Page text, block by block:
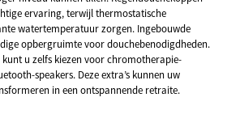
ervaring, terwijl thermostatische
watertemperatuur zorgen. Ingebouwde
opbergruimte voor douchebenodigdheden.
u zelfs kiezen voor chromotherapie-
speakers. Deze extra’s kunnen uw
in een ontspannende retraite.